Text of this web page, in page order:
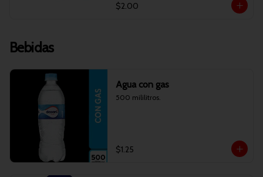
$2.00
Bebidas
Agua con gas
500 mililitros.
$1.25